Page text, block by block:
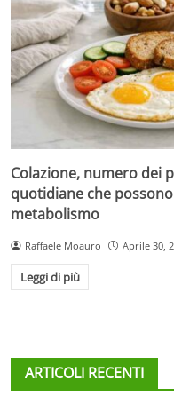
Colazione, numero dei
quotidiane che
metabolismo
Raffaele Moauro Aprile 30,
Leggi di più
ARTICOLI RECENTI